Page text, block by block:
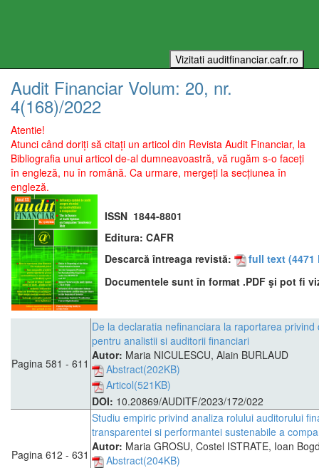
Audit Financiar Volum: 20, nr.
4(168)/2022
Atentie!
Atunci când doriți să citați un articol din Revista Audit Financiar, la
Bibliografia unui articol de-al dumneavoastră, vă rugăm s-o faceți
în engleză, nu în română. Ca urmare, mergeți la secțiunea în
engleză.
ISSN 1844-8801
Editura: CAFR
Descarcă întreaga revistă:
full text (4471
Documentele sunt în format .PDF şi pot fi
Pagina 581 - 611
De la declaratia nefinanciara la raportarea
pentru analistii si auditorii financiari
Autor: Maria NICULESCU, Alain BURLAUD
Abstract(202KB)
Articol(521KB)
DOI: 10.20869/AUDITF/2023/172/022
Pagina 612 - 631
Studiu empiric privind analiza rolului auditorului
transparentei si performantei sustenabile a
Autor: Maria GROSU, Costel ISTRATE, Ioan
Abstract(204KB)